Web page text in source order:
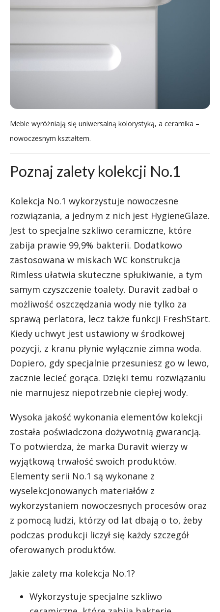
Meble wyróżniają się uniwersalną kolorystyką, a ceramika –
nowoczesnym kształtem.
Poznaj zalety kolekcji No.1
Kolekcja No.1 wykorzystuje nowoczesne
rozwiązania, a jednym z nich jest HygieneGlaze.
Jest to specjalne szkliwo ceramiczne, które
zabija prawie 99,9% bakterii. Dodatkowo
zastosowana w miskach WC konstrukcja
Rimless ułatwia skuteczne spłukiwanie, a tym
samym czyszczenie toalety. Duravit zadbał o
możliwość oszczędzania wody nie tylko za
sprawą perlatora, lecz także funkcji FreshStart.
Kiedy uchwyt jest ustawiony w środkowej
pozycji, z kranu płynie wyłącznie zimna woda.
Dopiero, gdy specjalnie przesuniesz go w lewo,
zacznie lecieć gorąca. Dzięki temu rozwiązaniu
nie marnujesz niepotrzebnie ciepłej wody.
Wysoka jakość wykonania elementów kolekcji
została poświadczona dożywotnią gwarancją.
To potwierdza, że marka Duravit wierzy w
wyjątkową trwałość swoich produktów.
Elementy serii No.1 są wykonane z
wyselekcjonowanych materiałów z
wykorzystaniem nowoczesnych procesów oraz
z pomocą ludzi, którzy od lat dbają o to, żeby
podczas produkcji liczył się każdy szczegół
oferowanych produktów.
Jakie zalety ma kolekcja No.1?
Wykorzystuje specjalne szkliwo